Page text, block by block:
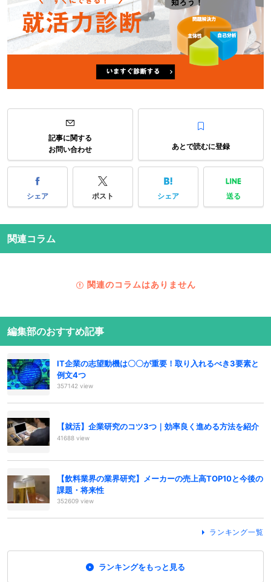
記事に関する
お問い合わせ
あとで読むに登録
シェア ポスト シェア 送る
関連コラム
関連のコラムはありません
編集部のおすすめ記事
IT企業の志望動機は〇〇が重要！取り入れるべき3要素と
例文4つ
357142 view
【就活】企業研究のコツ3つ｜効率良く進める方法を紹介
41688 view
【飲料業界の業界研究】メーカーの売上高TOP10と今後の
課題・将来性
352609 view
ランキング一覧
ランキングをもっと見る